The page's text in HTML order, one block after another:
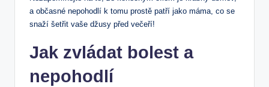
a občasné nepohodlí k tomu prostě patří jako máma, co se
snaží šetřit vaše džusy před večeří!
Jak zvládat bolest a
nepohodlí